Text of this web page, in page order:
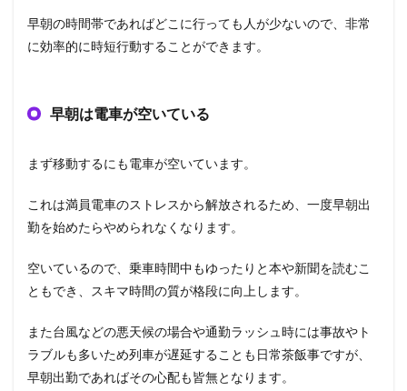
早朝の時間帯であればどこに行っても人が少ないので、非常
に効率的に時短行動することができます。
早朝は電車が空いている
まず移動するにも電車が空いています。
これは満員電車のストレスから解放されるため、一度早朝出
勤を始めたらやめられなくなります。
空いているので、乗車時間中もゆったりと本や新聞を読むこ
ともでき、スキマ時間の質が格段に向上します。
また台風などの悪天候の場合や通勤ラッシュ時には事故やト
ラブルも多いため列車が遅延することも日常茶飯事ですが、
早朝出勤であればその心配も皆無となります。